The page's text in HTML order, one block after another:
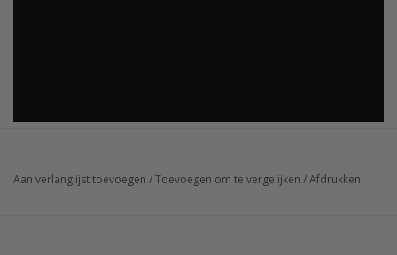
Aan verlanglijst toevoegen /Toevoegen om te vergelijken /Afdrukken